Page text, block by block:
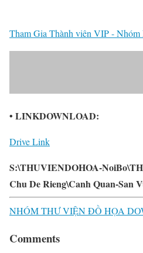
Tham Gia Thành viên VIP -
• LINKDOWNLOAD:
Drive Link
S:\THUVIENDOHOA-
Chu De Rieng\Canh Quan-San
NHÓM THƯ VIỆN ĐỒ HỌA
Comments